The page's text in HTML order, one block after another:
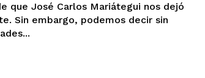
que José Carlos Mariátegui nos dejó
Sin embargo, podemos decir sin